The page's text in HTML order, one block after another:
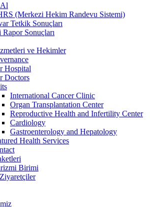
(Merkezi Hekim Randevu Sistemi)
Tetkik Sonuçları
Sonuçları
ve Hekimler
Hospital
Doctors
International Cancer Clinic
Organ Transplantation Center
Reproductive Health and Infertility Center
Cardiology
Gastroenterology and Hepatology
Health Services
Birimi